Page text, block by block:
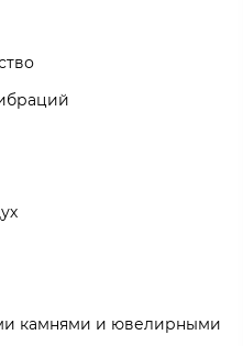
камнями и ювелирными